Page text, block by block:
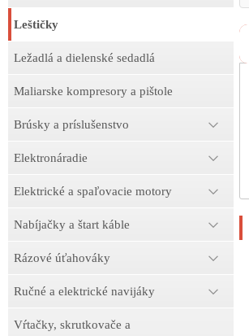
Leštičky
Ležadlá a dielenské sedadlá
Maliarske kompresory a pištole
Brúsky a príslušenstvo
Elektronáradie
Elektrické a spaľovacie motory
Nabíjačky a štart káble
Rázové úťahováky
Ručné a elektrické navijáky
Vŕtačky, skrutkovače a